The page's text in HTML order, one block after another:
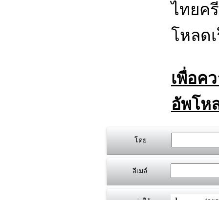
ไทยค
โหลด
เพื่อค
อัพโห
โดย
อีเมล์